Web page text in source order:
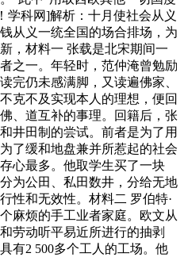
学科网]解析：十月使社会从义
从义一统全国的场合排场，为
，材料一 张载是北宋期间一
之一。年轻时，范仲淹曾勉励
完仍未感满脚，又读遍佛家、
克不及实现本人的理想，便回
、道互补的事理。回籍后，张
井田制的尝试。前者是为了用
了缓和地盘兼并所惹起的社会
心最多。他取学生买了一块
为公田、私田数井，分给无地
性和无效性。材料二 罗伯特·
麻烦的手工业者家庭。欧文从
劳动听平易近所进行的抽剥
有2 500多个工人的工场。他